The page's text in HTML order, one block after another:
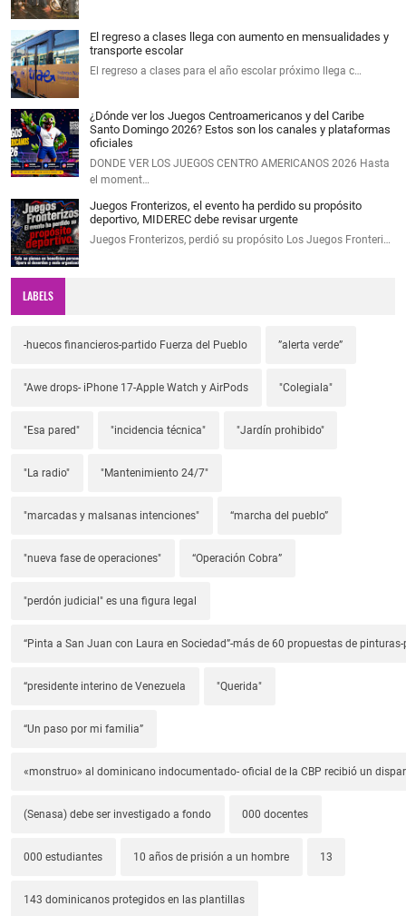
El regreso a clases llega con aumento en mensualidades y
transporte escolar
El regreso a clases para el año escolar próximo llega c…
¿Dónde ver los Juegos Centroamericanos y del Caribe
Santo Domingo 2026? Estos son los canales y plataformas
oficiales
DONDE VER LOS JUEGOS CENTRO AMERICANOS 2026 Hasta
el moment…
Juegos Fronterizos, el evento ha perdido su propósito
deportivo, MIDEREC debe revisar urgente
Juegos Fronterizos, perdió su propósito Los Juegos Fronteri…
LABELS
-huecos financieros-partido Fuerza del Pueblo ”alerta verde”
"Awe drops- iPhone 17-Apple Watch y AirPods "Colegiala"
"Esa pared" "incidencia técnica" "Jardín prohibido"
"La radio" "Mantenimiento 24/7"
"marcadas y malsanas intenciones" “marcha del pueblo”
"nueva fase de operaciones" “Operación Cobra”
"perdón judicial" es una figura legal
“Pinta a San Juan con Laura en Sociedad”-más de 60 propuestas de
“presidente interino de Venezuela "Querida"
“Un paso por mi familia”
«monstruo» al dominicano indocumentado- oficial de la CBP recibió un
(Senasa) debe ser investigado a fondo 000 docentes
000 estudiantes 10 años de prisión a un hombre 13
143 dominicanos protegidos en las plantillas